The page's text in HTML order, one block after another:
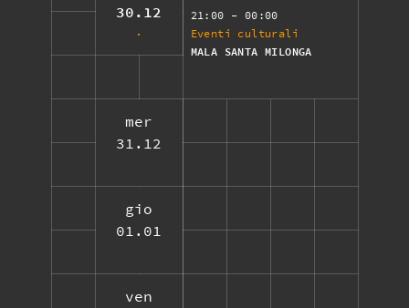
30.12
21:00 - 00:00
Eventi culturali
MALA SANTA MILONGA
mer
31.12
gio
01.01
ven